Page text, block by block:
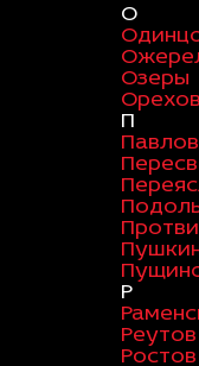
О
Озеры
П
Р
Реутов